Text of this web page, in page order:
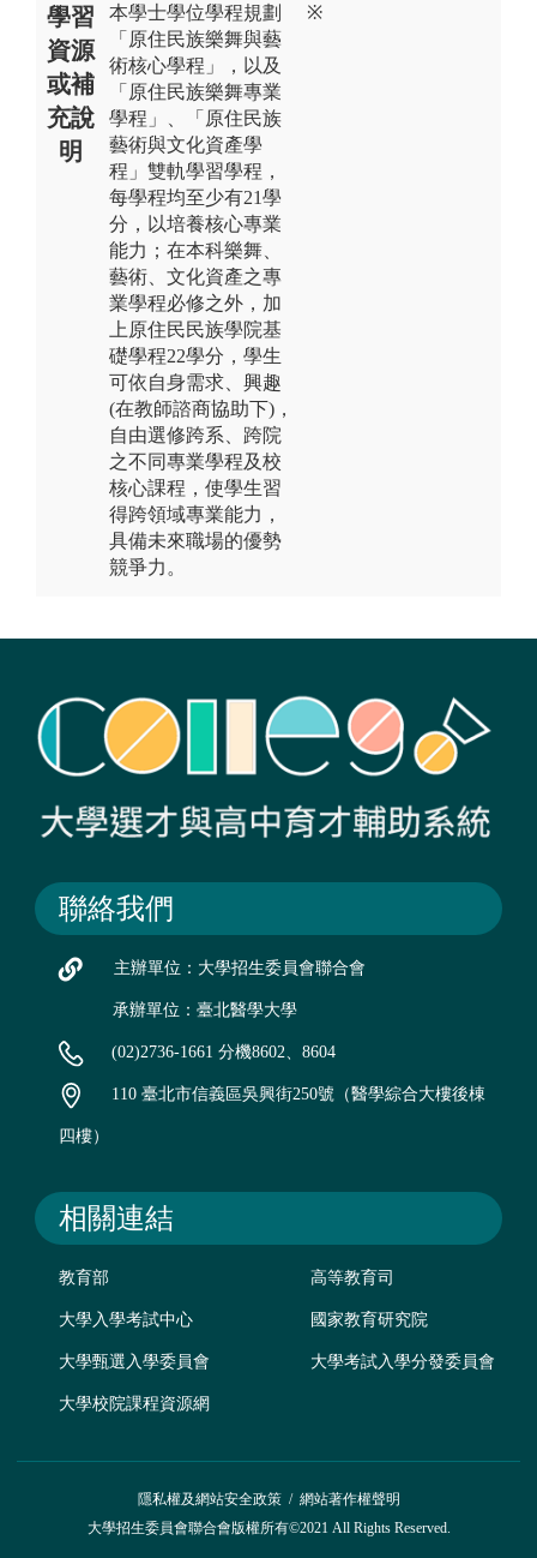
學習
資源
或補
充說
明
本學士學位學程規劃
「原住民族樂舞與藝
術核心學程」，以及
「原住民族樂舞專業
學程」、「原住民族
藝術與文化資產學
程」雙軌學習學程，
每學程均至少有21學
分，以培養核心專業
能力；在本科樂舞、
藝術、文化資產之專
業學程必修之外，加
上原住民民族學院基
礎學程22學分，學生
可依自身需求、興趣
(在教師諮商協助下)，
自由選修跨系、跨院
之不同專業學程及校
核心課程，使學生習
得跨領域專業能力，
具備未來職場的優勢
競爭力。
※
聯絡我們
主辦單位：大學招生委員會聯合會
承辦單位：臺北醫學大學
(02)2736-1661 分機8602、8604
110 臺北市信義區吳興街250號（醫學綜合大樓後棟
四樓）
相關連結
教育部 高等教育司
大學入學考試中心 國家教育研究院
大學甄選入學委員會 大學考試入學分發委員會
大學校院課程資源網
隱私權及網站安全政策/ 網站著作權聲明
大學招生委員會聯合會版權所有©2021 All Rights Reserved.